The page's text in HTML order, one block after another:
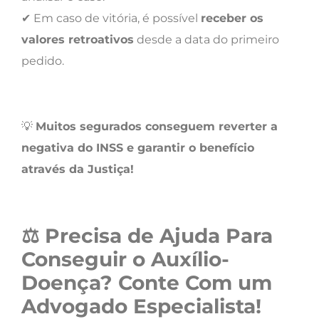
✔ Em caso de vitória, é possível receber os
valores retroativos desde a data do primeiro
pedido.
💡 Muitos segurados conseguem reverter a
negativa do INSS e garantir o benefício
através da Justiça!
⚖ Precisa de Ajuda Para
Conseguir o Auxílio-
Doença? Conte Com um
Advogado Especialista!